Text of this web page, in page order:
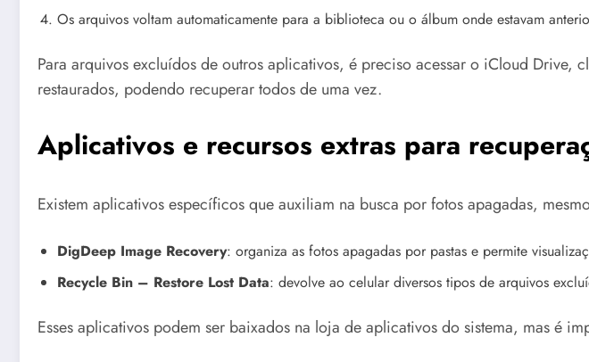
Os arquivos voltam automaticamente para a biblioteca ou o álbum onde estavam
Para arquivos excluídos de outros aplicativos, é preciso acessar o iCloud Drive,
restaurados, podendo recuperar todos de uma vez.
Aplicativos e recursos extras para
Existem aplicativos específicos que auxiliam na busca por fotos apagadas,
DigDeep Image Recovery: organiza as fotos apagadas por pastas e permite
Recycle Bin – Restore Lost Data: devolve ao celular diversos tipos de arquivos
Esses aplicativos podem ser baixados na loja de aplicativos do sistema, mas é